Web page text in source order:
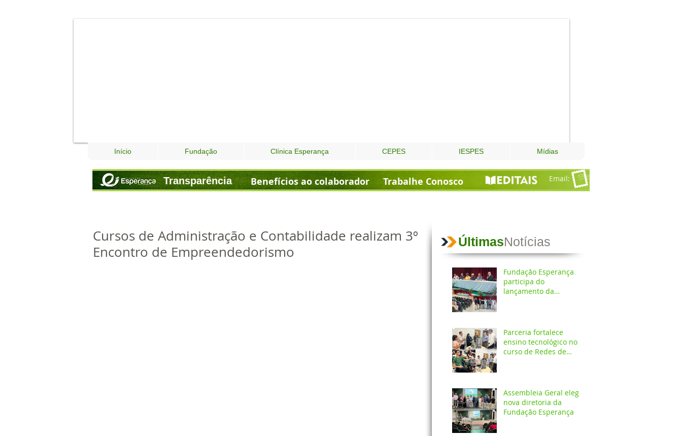
Início Fundação Clínica Esperança CEPES IESPES Mídias
Email:
Transparência Benefícios ao colaborador Trabalhe Conosco
Cursos de Administração e Contabilidade realizam 3º
Encontro de Empreendedorismo
Fundação Esperança
participa do
lançamento da
compromisso com a
preservação do meio
ambiente
Parceria fortalece
ensino tecnológico no
curso de Redes de
Assembleia Geral elege
nova diretoria da
Fundação Esperança
ÚltimasNotícias